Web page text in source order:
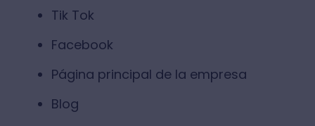
Tik Tok
Facebook
Página principal de la empresa
Blog